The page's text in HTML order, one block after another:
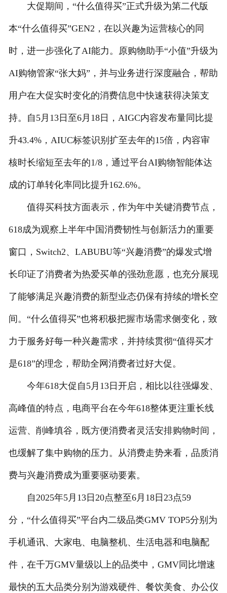
大促期间，“什么值得买”正式升级为第二代版
本“什么值得买”GEN2，在以兴趣为运营核心的同
时，进一步强化了AI能力。原购物助手“小值”升级为
AI购物管家“张大妈”，并与业务进行深度融合，帮助
用户在大促实时变化的消费信息中快速获得决策支
持。自5月13日至6月18日，AIGC内容发布量同比提
升43.4%，AIUC标签识别扩至去年的15倍，内容审
核时长缩短至去年的1/8，通过平台AI购物智能体达
成的订单转化率同比提升162.6%。
值得买科技方面表示，作为年中关键消费节点，
618成为观察上半年中国消费韧性与创新活力的重要
窗口，Switch2、LABUBU等“兴趣消费”的爆发式增
长印证了消费者为热爱买单的强劲意愿，也充分展现
了能够满足兴趣消费的新型业态仍保有持续的增长空
间。“什么值得买”也将积极把握市场需求侧变化，致
力于服务好每一种兴趣需求，并持续贯彻“值得买才
是618”的理念，帮助全网消费者过好大促。
今年618大促自5月13日开启，相比以往强爆发、
高峰值的特点，电商平台在今年618整体更注重长线
运营、削峰填谷，既方便消费者灵活安排购物时间，
也缓解了集中购物的压力。从消费走势来看，品质消
费与兴趣消费成为重要驱动要素。
自2025年5月13日20点整至6月18日23点59
分，“什么值得买”平台内二级品类GMV TOP5分别为
手机通讯、大家电、电脑整机、生活电器和电脑配
件，在千万GMV量级以上的品类中，GMV同比增速
最快的五大品类分别为游戏硬件、餐饮美食、办公仪